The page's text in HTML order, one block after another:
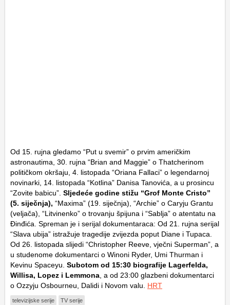
Od 15. rujna gledamo “Put u svemir” o prvim američkim
astronautima, 30. rujna “Brian and Maggie” o Thatcherinom
političkom okršaju, 4. listopada “Oriana Fallaci” o legendarnoj
novinarki, 14. listopada “Kotlina” Danisa Tanovića, a u prosincu
“Zovite babicu”. Sljedeće godine stižu “Grof Monte Cristo”
(5. siječnja), “Maxima” (19. siječnja), “Archie” o Caryju Grantu
(veljača), “Litvinenko” o trovanju špijuna i “Sablja” o atentatu na
Đinđića. Spreman je i serijal dokumentaraca: Od 21. rujna serijal
“Slava ubija” istražuje tragedije zvijezda poput Diane i Tupaca.
Od 26. listopada slijedi “Christopher Reeve, vječni Superman”, a
u studenome dokumentarci o Winoni Ryder, Umi Thurman i
Kevinu Spaceyu. Subotom od 15:30 biografije Lagerfelda,
Willisa, Lopez i Lemmona , a od 23:00 glazbeni dokumentarci
o Ozzyju Osbourneu, Dalidi i Novom valu. HRT
televizijske serije TV serije